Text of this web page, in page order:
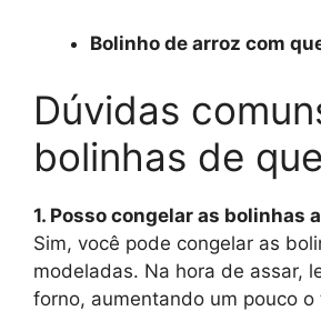
Bolinho de arroz com
Dúvidas
bolinhas de
1. Posso congelar as bolinhas
Sim, você pode congelar as
modeladas. Na hora de assar,
forno, aumentando um pouco o